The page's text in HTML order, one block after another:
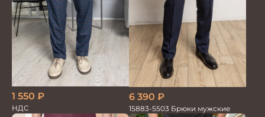
1 550 ₽
НДС
6 390 ₽
15883-5503 Брюки мужские